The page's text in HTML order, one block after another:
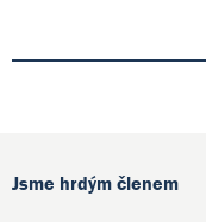
Jsme hrdým členem